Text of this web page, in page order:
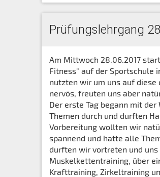
Prüfungslehrgang
Am Mittwoch 28.06.2017
Fitness" auf der Sportschule
nutzten wir um uns auf
nervös, freuten uns aber
Der erste Tag begann mit
Themen durch und durften
Vorbereitung wollten wir
spannend und hatte alle
durften wir vortreten und uns
Muskelkettentraining, über
Krafttraining, Zirkeltraining